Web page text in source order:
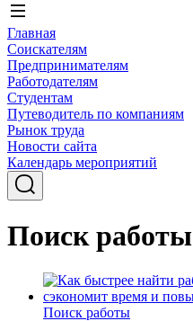
Главная
Соискателям
Предпринимателям
Работодателям
Студентам
Путеводитель по компаниям
Рынок труда
Новости сайта
Календарь мероприятий
Поиск работы
Поиск работы